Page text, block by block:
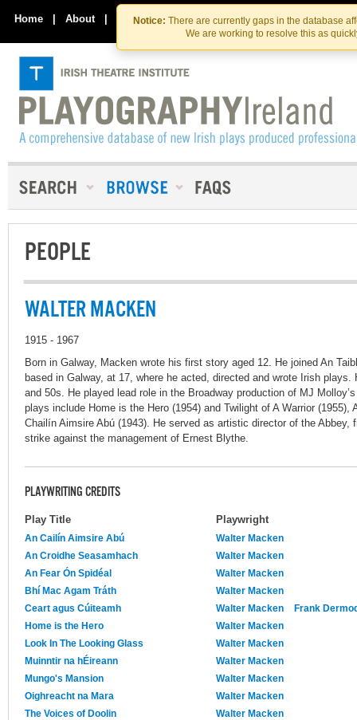
Skip
to
the
content
Skip
to
content
Notice: There are currently gaps in the database
We are working to resolve this as
Home | About | Contact Us
PEOPLE
WALTER MACKEN
1915 - 1967
Born in Galway, Macken wrote his first story aged 12. He joined An
based in Galway, at 17, where he acted, directed and wrote Irish
and 50s. He played lead role in the Broadway production of MJ
plays include Home is the Hero (1954) and Twilight of A Warrior (1955),
Chailín Aimsire Abú (1943). He served as artistic director of the Abbey,
strike against the management of Ernest Blythe.
PLAYWRITING CREDITS
Play Title Playwright
An Cailín Aimsire Abú
Walter Macken
An Croidhe Seasamhach
Walter Macken
An Fear Ón Spidéal
Walter Macken
Bhí Mac Agam Tráth
Walter Macken
Ceart agus Cúiteamh
Walter Macken
Frank
Home is the Hero
Walter Macken
Look In The Looking Glass
Walter Macken
Muinntir na hÉireann
Walter Macken
Mungo's Mansion
Walter Macken
Oighreacht na Mara
Walter Macken
The Voices of Doolin
Walter Macken